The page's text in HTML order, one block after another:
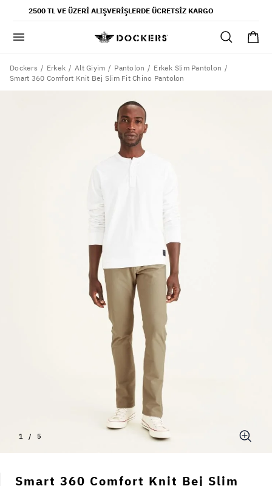
2500 TL VE ÜZERI ALIŞVERIŞLERDE ÜCRETSIZ KARGO
gömlek
şort
ultimate chino pantolon
Dockers Erkek Alt Giyim Pantolon
Erkek Slim Pantolon
Smart 360 Comfort Knit Bej Slim Fit Chino Pantolon
1 / 5
Smart 360 Comfort Knit Bej Slim